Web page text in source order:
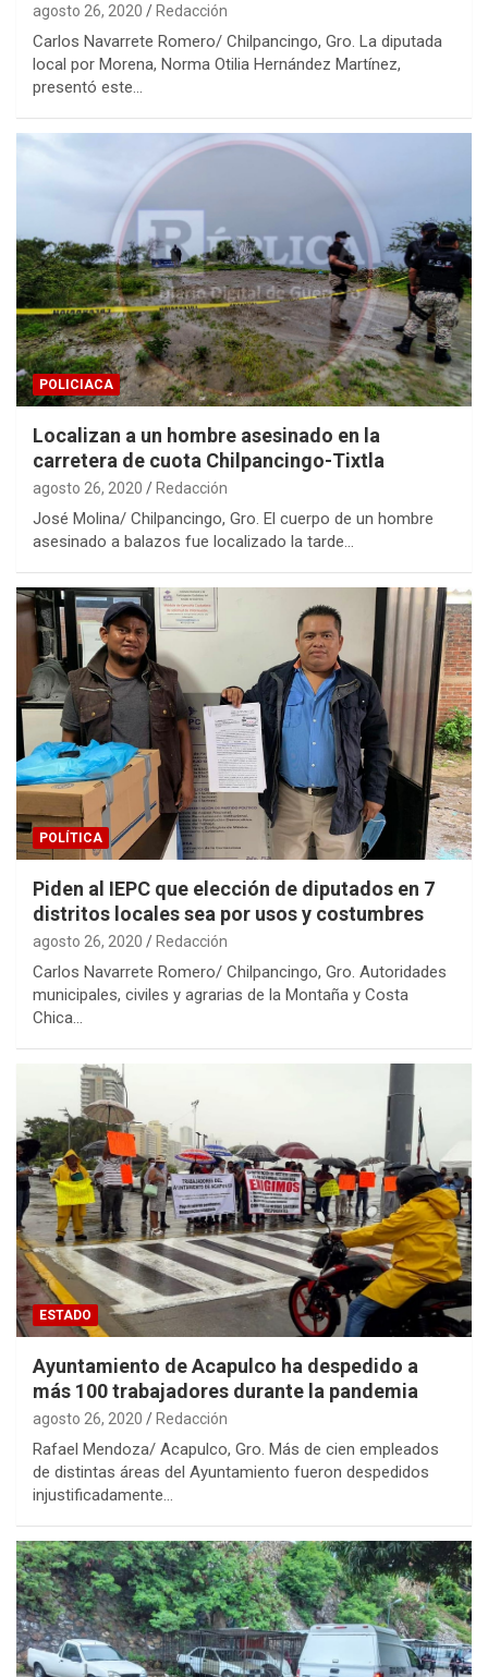
agosto 26, 2020 Redacción
Carlos Navarrete Romero/ Chilpancingo, Gro. La diputada
local por Morena, Norma Otilia Hernández Martínez,
presentó este…
POLICIACA
Localizan a un hombre asesinado en la
carretera de cuota Chilpancingo-Tixtla
agosto 26, 2020 Redacción
José Molina/ Chilpancingo, Gro. El cuerpo de un hombre
asesinado a balazos fue localizado la tarde…
POLÍTICA
Piden al IEPC que elección de diputados en 7
distritos locales sea por usos y costumbres
agosto 26, 2020 Redacción
Carlos Navarrete Romero/ Chilpancingo, Gro. Autoridades
municipales, civiles y agrarias de la Montaña y Costa
Chica…
ESTADO
Ayuntamiento de Acapulco ha despedido a
más 100 trabajadores durante la pandemia
agosto 26, 2020 Redacción
Rafael Mendoza/ Acapulco, Gro. Más de cien empleados
de distintas áreas del Ayuntamiento fueron despedidos
injustificadamente…